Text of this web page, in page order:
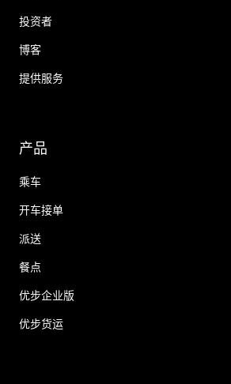
投资者
博客
提供服务
产品
乘车
开车接单
派送
餐点
优步企业版
优步货运